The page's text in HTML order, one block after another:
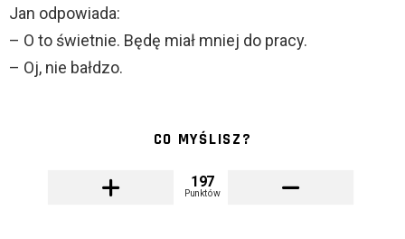
Jan odpowiada:
– O to świetnie. Będę miał mniej do pracy.
– Oj, nie bałdzo.
CO MYŚLISZ?
197
Punktów